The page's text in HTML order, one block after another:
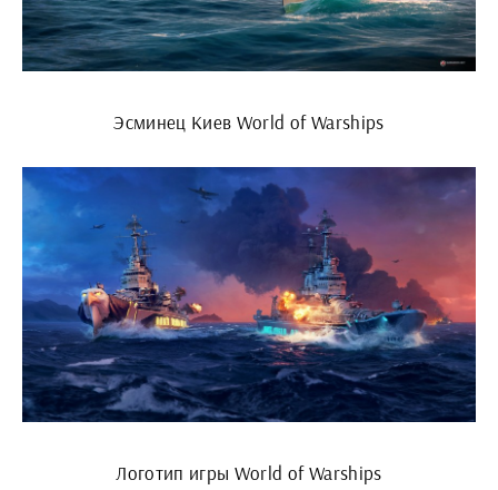
Эсминец Киев World of Warships
Логотип игры World of Warships